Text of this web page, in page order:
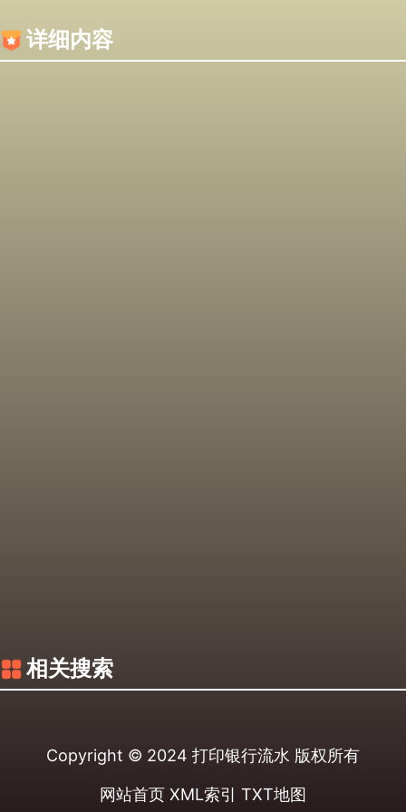
详细内容
相关搜索
Copyright © 2024 打印银行流水 版权所有
网站首页 XML索引 TXT地图